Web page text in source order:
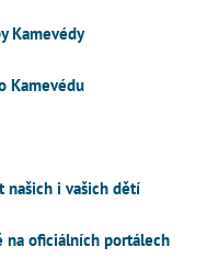
Kamevédy
Kamevédu
našich i vašich dětí
na oficiálních portálech